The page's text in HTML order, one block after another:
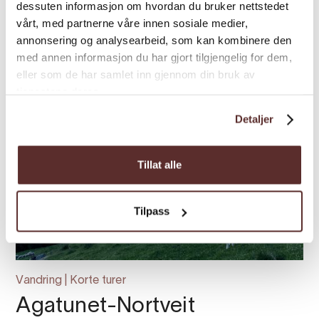
dessuten informasjon om hvordan du bruker nettstedet
vårt, med partnerne våre innen sosiale medier,
annonsering og analysearbeid, som kan kombinere den
med annen informasjon du har gjort tilgjengelig for dem,
eller som de har samlet inn gjennom din bruk av
Detaljer
Tillat alle
Tilpass
Vandring | Korte turer
Agatunet-Nortveit